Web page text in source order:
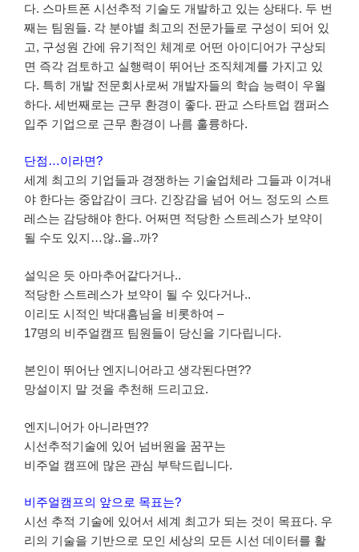
다. 스마트폰 시선추적 기술도 개발하고 있는 상태다. 두 번
째는 팀원들. 각 분야별 최고의 전문가들로 구성이 되어 있
고, 구성원 간에 유기적인 체계로 어떤 아이디어가 구상되
면 즉각 검토하고 실행력이 뛰어난 조직체계를 가지고 있
다. 특히 개발 전문회사로써 개발자들의 학습 능력이 우월
하다. 세번째로는 근무 환경이 좋다. 판교 스타트업 캠퍼스
입주 기업으로 근무 환경이 나름 훌륭하다.
단점…이라면?
세계 최고의 기업들과 경쟁하는 기술업체라 그들과 이겨내
야 한다는 중압감이 크다. 긴장감을 넘어 어느 정도의 스트
레스는 감당해야 한다. 어쩌면 적당한 스트레스가 보약이
될 수도 있지…않..을..까?
설익은 듯 아마추어같다거나..
적당한 스트레스가 보약이 될 수 있다거나..
이리도 시적인 박대흠님을 비롯하여 –
17명의 비주얼캠프 팀원들이 당신을 기다립니다.
본인이 뛰어난 엔지니어라고 생각된다면??
망설이지 말 것을 추천해 드리고요.
엔지니어가 아니라면??
시선추적기술에 있어 넘버원을 꿈꾸는
비주얼 캠프에 많은 관심 부탁드립니다.
비주얼캠프의 앞으로 목표는?
시선 추적 기술에 있어서 세계 최고가 되는 것이 목표다. 우
리의 기술을 기반으로 모인 세상의 모든 시선 데이터를 활